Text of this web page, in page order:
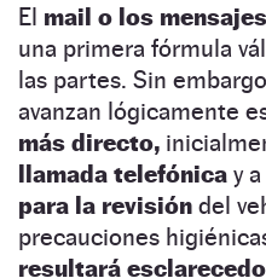
El mail o los
una primera fórmula
las partes. Sin
avanzan lógicamente
más directo,
llamada telefónica y
para la revisión del
precauciones
resultará